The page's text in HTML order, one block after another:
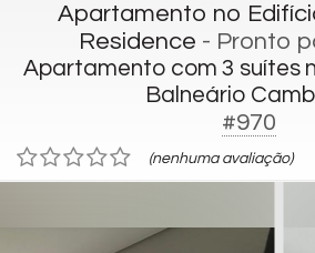
Apartamento no
Residence - Pronto
Apartamento com 3 suítes
Balneário
#970
(nenhuma avaliação)